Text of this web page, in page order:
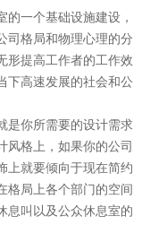
一个基础设施建设，
司格局和物理心理的分
无形提高工作者的工作效
下高速发展的社会和公
是你所需要的设计需求
格上，如果你的公司
上就要倾向于现在简约
格局上各个部门的空间
息叫以及公众休息室的